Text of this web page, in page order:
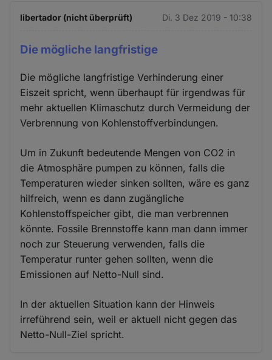
libertador (nicht überprüft) Di. 3 Dez 2019 - 10:38
Die mögliche langfristige
Die mögliche langfristige Verhinderung einer
Eiszeit spricht, wenn überhaupt für irgendwas für
mehr aktuellen Klimaschutz durch Vermeidung der
Verbrennung von Kohlenstoffverbindungen.
Um in Zukunft bedeutende Mengen von CO2 in
die Atmosphäre pumpen zu können, falls die
Temperaturen wieder sinken sollten, wäre es ganz
hilfreich, wenn es dann zugängliche
Kohlenstoffspeicher gibt, die man verbrennen
könnte. Fossile Brennstoffe kann man dann immer
noch zur Steuerung verwenden, falls die
Temperatur runter gehen sollten, wenn die
Emissionen auf Netto-Null sind.
In der aktuellen Situation kann der Hinweis
irreführend sein, weil er aktuell nicht gegen das
Netto-Null-Ziel spricht.